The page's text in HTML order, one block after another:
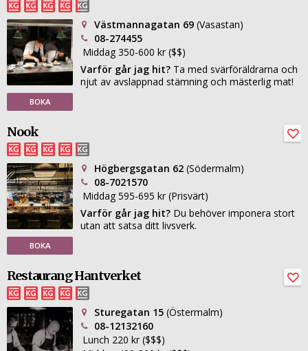
BOKA
Västmannagatan 69 (Vasastan)
08-274455
Middag 350-600 kr ($$)
Varför går jag hit? Ta med svärföräldrarna och
njut av avslappnad stämning och mästerlig mat!
Nook
BOKA
Högbergsgatan 62 (Södermalm)
08-7021570
Middag 595-695 kr (Prisvärt)
Varför går jag hit? Du behöver imponera stort
utan att satsa ditt livsverk.
Restaurang Hantverket
Sturegatan 15 (Östermalm)
08-12132160
Lunch 220 kr ($$$)